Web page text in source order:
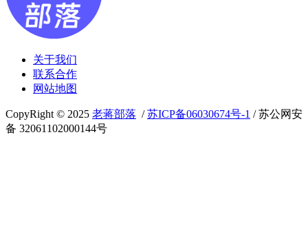
关于我们
联系合作
网站地图
CopyRight © 2025 老蒋部落 /苏ICP备06030674号-1 / 苏公网安
备 32061102000144号